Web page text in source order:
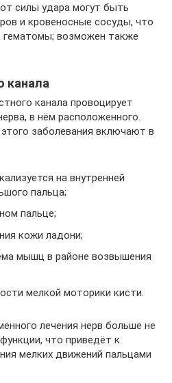
силы удара могут быть
и кровеносные сосуды, что
гематомы; возможен также
канала
канала провоцирует
в нём расположенного.
заболевания включают в
на внутренней
пальца;
пальце;
кожи ладони;
мышц в районе возвышения
мелкой моторики кисти.
лечения нерв больше не
что приведёт к
мелких движений пальцами